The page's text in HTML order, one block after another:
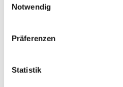
unsere Partner Daten wie Ihre
verarbeiten diese zusammen
Websites. Die Partner
zum Website-Besuch
kann die Datenübertragung in
nicht ausgeschlossen
Notwendig
Präferenzen
Statistik